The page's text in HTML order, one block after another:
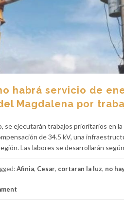
habrá servicio de
Magdalena por
se ejecutarán trabajos prioritarios en
de 34.5 kV, una
Las labores se desarrollarán
Afinia, Cesar, cortaran la luz, no